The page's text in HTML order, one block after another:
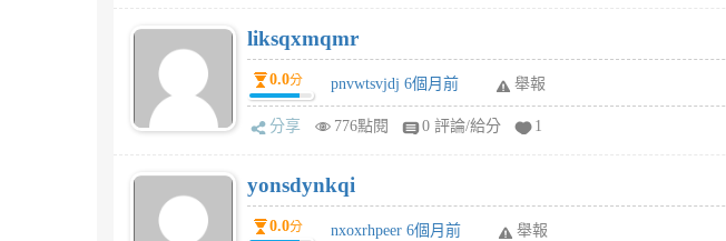
liksqxmqmr
0.0分 pnvwtsvjdj 6個月前 舉報
分享 776點閱 0 評論/給分 1
yonsdynkqi
0.0分 nxoxrhpeer 6個月前 舉報